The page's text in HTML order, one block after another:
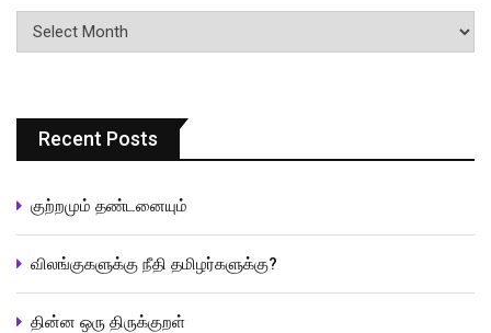
பதிவுகளின்
வரிசை
Recent Posts
குற்றமும் தண்டனையும்
விலங்குகளுக்கு நீதி தமிழர்களுக்கு?
தின்ன ஒரு திருக்குறள்